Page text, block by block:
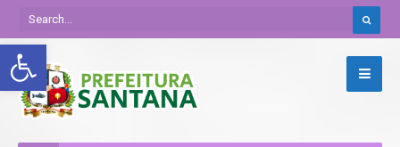
Abrir a barra de ferramentas